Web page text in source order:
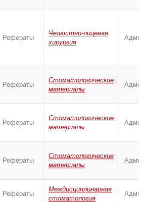
Рефераты
Челюстно-лицевая
хирургия
Рефераты
Стоматологические
материалы
Рефераты
Стоматологические
материалы
Рефераты
Стоматологические
материалы
Рефераты
Междисциплинарная
стоматология